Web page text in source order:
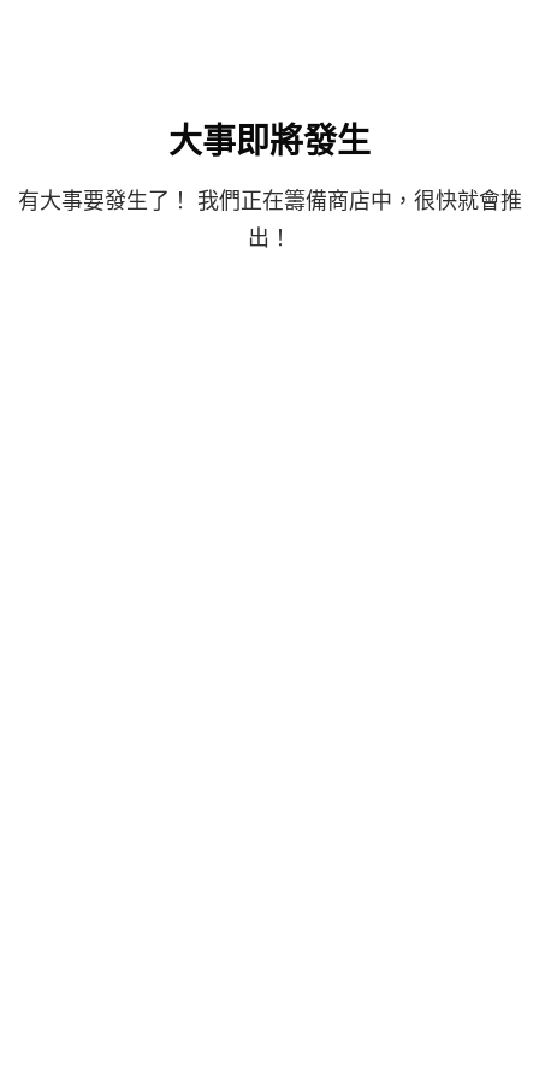
大事即將發生
有大事要發生了！ 我們正在籌備商店中，很快就會推
出！